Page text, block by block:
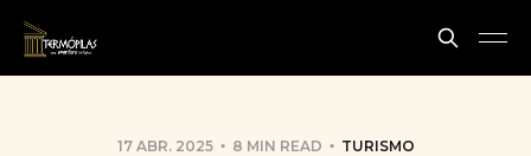
17 ABR. 2025 8 MIN READ TURISMO